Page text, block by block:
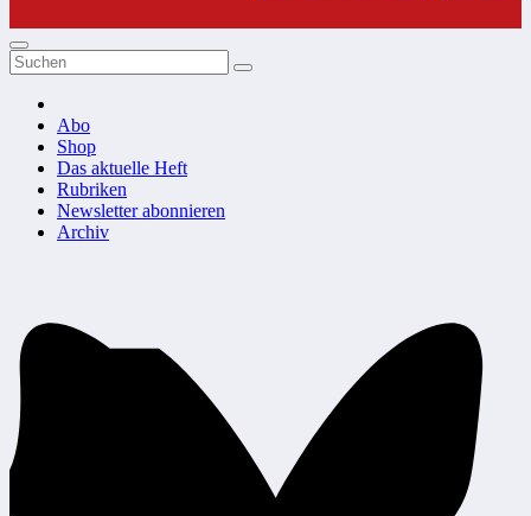
Abo
Shop
Das aktuelle Heft
Rubriken
Newsletter abonnieren
Archiv